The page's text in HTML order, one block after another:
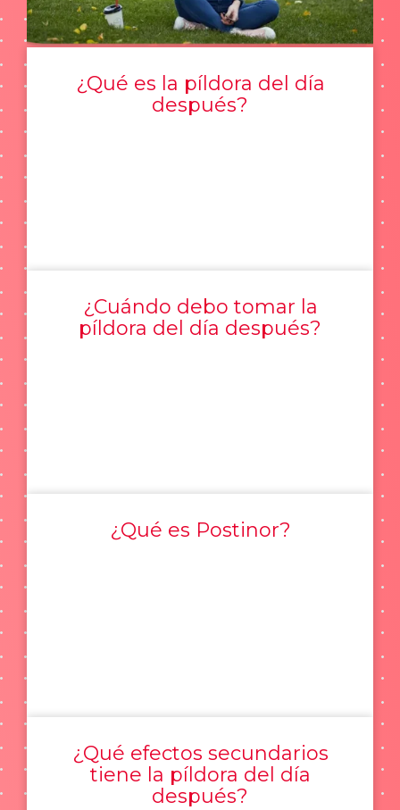
¿Qué es la píldora del día
después?
¿Cuándo debo tomar la
píldora del día después?
¿Qué es Postinor?
¿Qué efectos secundarios
tiene la píldora del día
después?